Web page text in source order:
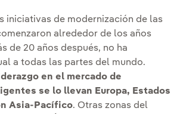
iniciativas de modernización de las
alrededor de los años
de 20 años después, no ha
a todas las partes del mundo.
en el mercado de
se lo llevan Europa, Estados
Asia-Pacífico. Otras zonas del